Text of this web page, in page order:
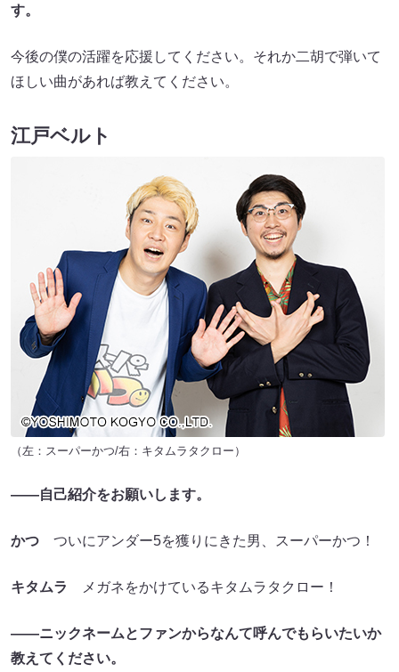
す。
今後の僕の活躍を応援してください。それか二胡で弾いて
ほしい曲があれば教えてください。
江戸ベルト
（左：スーパーかつ/右：キタムラタクロー）
――自己紹介をお願いします。
かつ ついにアンダー5を獲りにきた男、スーパーかつ！
キタムラ メガネをかけているキタムラタクロー！
――ニックネームとファンからなんて呼んでもらいたいか
教えてください。